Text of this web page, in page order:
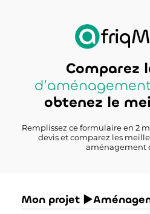
Comparez
obtenez le
Remplissez ce formulaire en 2
devis et comparez les
aménagement
Mon projet